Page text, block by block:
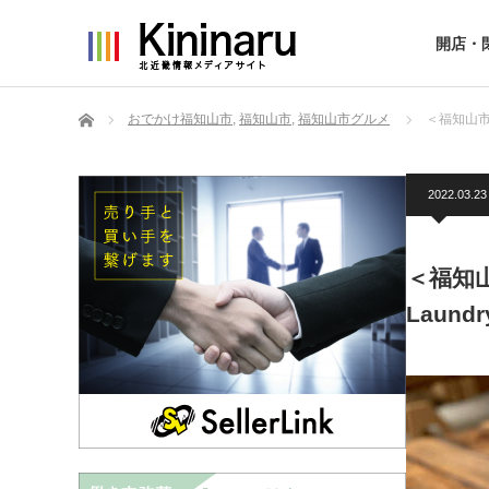
開店・
ホーム おでかけ福知山市, 福知山市, 福知山市グルメ ＜福知山
2022.03.23
＜福知